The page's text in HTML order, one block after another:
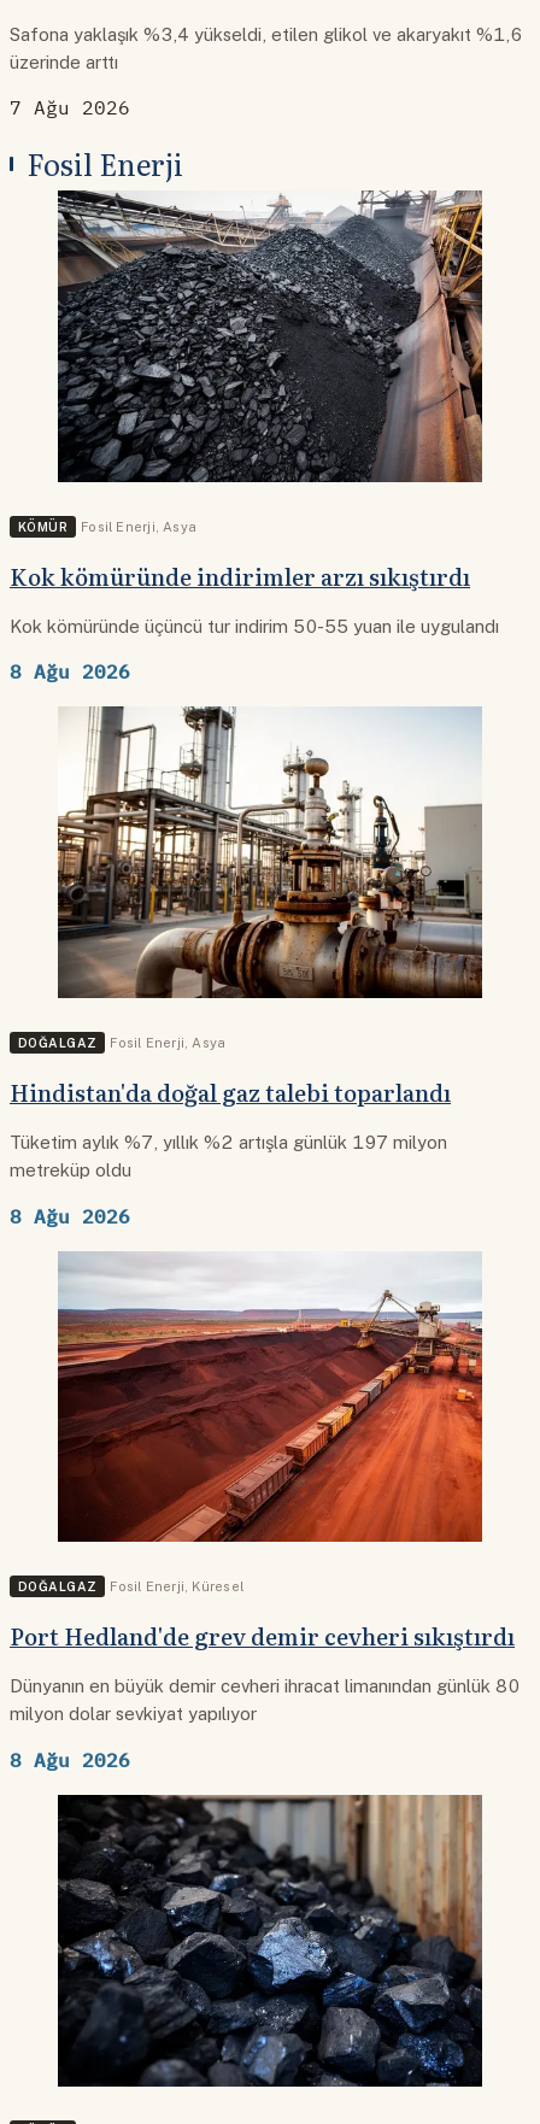
Safona yaklaşık %3,4 yükseldi, etilen glikol ve akaryakıt %1,6
üzerinde arttı
7 Ağu 2026
Fosil Enerji
KÖMÜR Fosil Enerji Asya
Kok kömüründe indirimler arzı sıkıştırdı
Kok kömüründe üçüncü tur indirim 50-55 yuan ile uygulandı
8 Ağu 2026
DOĞALGAZ Fosil Enerji Asya
Hindistan'da doğal gaz talebi toparlandı
Tüketim aylık %7, yıllık %2 artışla günlük 197 milyon
metreküp oldu
8 Ağu 2026
DOĞALGAZ Fosil Enerji, Küresel
Port Hedland'de grev demir cevheri sıkıştırdı
Dünyanın en büyük demir cevheri ihracat limanından günlük 80
milyon dolar sevkiyat yapılıyor
8 Ağu 2026